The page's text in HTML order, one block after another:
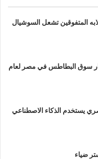
المتفوقين تشعل السوشيال
سوق البطاطس في مصر لعام
يستخدم الذكاء الاصطناعي
ضياء